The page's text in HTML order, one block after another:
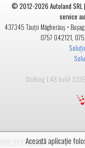
© 2012-2026Autoland
service
437345 Tăuții Măgherăuș•
0757 042121,
StoKing 1.48 build
Această aplicație
188.213.133.67